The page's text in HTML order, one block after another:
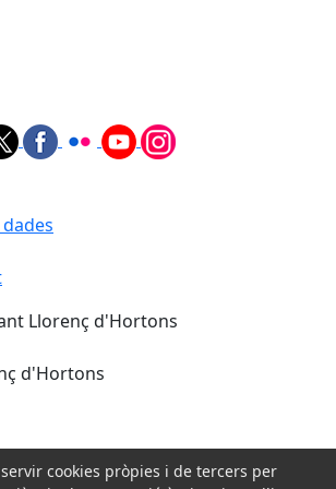
Llorenç d'Hortons
d'Hortons
cookies pròpies i de tercers per